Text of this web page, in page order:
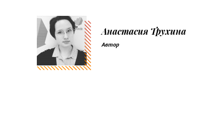
Анастасия Трухина
Автор